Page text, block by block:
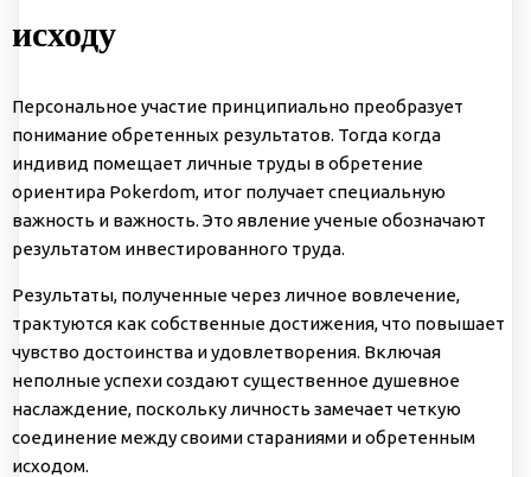
исходу
Персональное участие принципиально преобразует
понимание обретенных результатов. Тогда когда
индивид помещает личные труды в обретение
ориентира Pokerdom, итог получает специальную
важность и важность. Это явление ученые обозначают
результатом инвестированного труда.
Результаты, полученные через личное вовлечение,
трактуются как собственные достижения, что повышает
чувство достоинства и удовлетворения. Включая
неполные успехи создают существенное душевное
наслаждение, поскольку личность замечает четкую
соединение между своими стараниями и обретенным
исходом.